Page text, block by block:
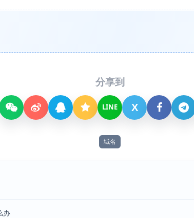
分享到
LINE X
域名
办